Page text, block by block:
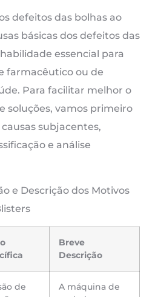
defeitos das bolhas ao
básicas dos defeitos das
essencial para
farmacêutico ou de
Para facilitar melhor o
soluções, vamos primeiro
subjacentes,
e análise
e Descrição dos Motivos
Breve
Descrição
de
A máquina de